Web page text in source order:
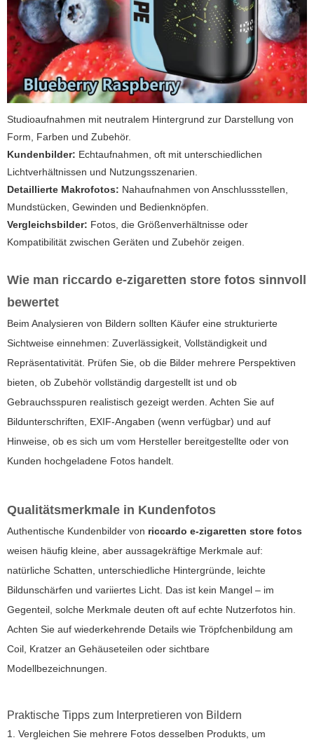
Studioaufnahmen mit neutralem Hintergrund zur Darstellung von
Form, Farben und Zubehör.
Kundenbilder: Echtaufnahmen, oft mit unterschiedlichen
Lichtverhältnissen und Nutzungsszenarien.
Detaillierte Makrofotos: Nahaufnahmen von Anschlussstellen,
Mundstücken, Gewinden und Bedienknöpfen.
Vergleichsbilder: Fotos, die Größenverhältnisse oder
Kompatibilität zwischen Geräten und Zubehör zeigen.
Wie man riccardo e-zigaretten store fotos sinnvoll
bewertet
Beim Analysieren von Bildern sollten Käufer eine strukturierte
Sichtweise einnehmen: Zuverlässigkeit, Vollständigkeit und
Repräsentativität. Prüfen Sie, ob die Bilder mehrere Perspektiven
bieten, ob Zubehör vollständig dargestellt ist und ob
Gebrauchsspuren realistisch gezeigt werden. Achten Sie auf
Bildunterschriften, EXIF-Angaben (wenn verfügbar) und auf
Hinweise, ob es sich um vom Hersteller bereitgestellte oder von
Kunden hochgeladene Fotos handelt.
Qualitätsmerkmale in Kundenfotos
Authentische Kundenbilder von riccardo e-zigaretten store fotos
weisen häufig kleine, aber aussagekräftige Merkmale auf:
natürliche Schatten, unterschiedliche Hintergründe, leichte
Bildunschärfen und variiertes Licht. Das ist kein Mangel – im
Gegenteil, solche Merkmale deuten oft auf echte Nutzerfotos hin.
Achten Sie auf wiederkehrende Details wie Tröpfchenbildung am
Coil, Kratzer an Gehäuseteilen oder sichtbare
Modellbezeichnungen.
Praktische Tipps zum Interpretieren von Bildern
1. Vergleichen Sie mehrere Fotos desselben Produkts, um